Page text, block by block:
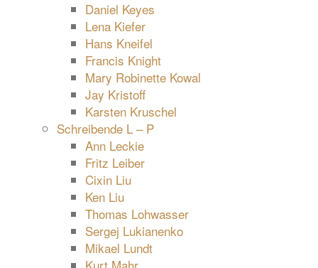
Daniel Keyes
Lena Kiefer
Hans Kneifel
Francis Knight
Mary Robinette Kowal
Jay Kristoff
Karsten Kruschel
Schreibende L – P
Ann Leckie
Fritz Leiber
Cixin Liu
Ken Liu
Thomas Lohwasser
Sergej Lukianenko
Mikael Lundt